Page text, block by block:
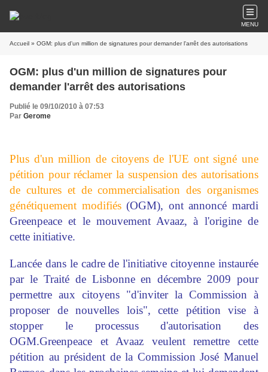
MENU
Accueil » OGM: plus d'un million de signatures pour demander l'arrêt des autorisations
OGM: plus d'un million de signatures pour
demander l'arrêt des autorisations
Publié le 09/10/2010 à 07:53
Par Gerome
Plus d'un million de citoyens de l'UE ont signé une
pétition pour réclamer la suspension des autorisations
de cultures et de commercialisation des organismes
génétiquement modifiés(OGM), ont annoncé mardi
Greenpeace et le mouvement Avaaz, à l'origine de
cette initiative.
Lancée dans le cadre de l'initiative citoyenne instaurée
par le Traité de Lisbonne en décembre 2009 pour
permettre aux citoyens "d'inviter la Commission à
proposer de nouvelles lois", cette pétition vise à
stopper le processus d'autorisation des
OGM.Greenpeace et Avaaz veulent remettre cette
pétition au président de la Commission José Manuel